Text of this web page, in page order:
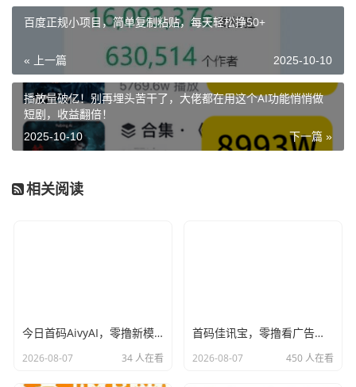
百度正规小项目，简单复制粘贴，每天轻松挣50+
« 上一篇 2025-10-10
播放量破亿！别再埋头苦干了，大佬都在用这个AI功能悄悄做
短剧，收益翻倍！
下一篇 »
2025-10-10
相关阅读
今日首码AivyAI，零撸新模式，布局市场，喜欢撸u的来，对接团队长！
2026-08-07 34 人在看
首码佳讯宝，零撸看广告不养机，提现10到帐16元，有视频教程
2026-08-07 450 人在看